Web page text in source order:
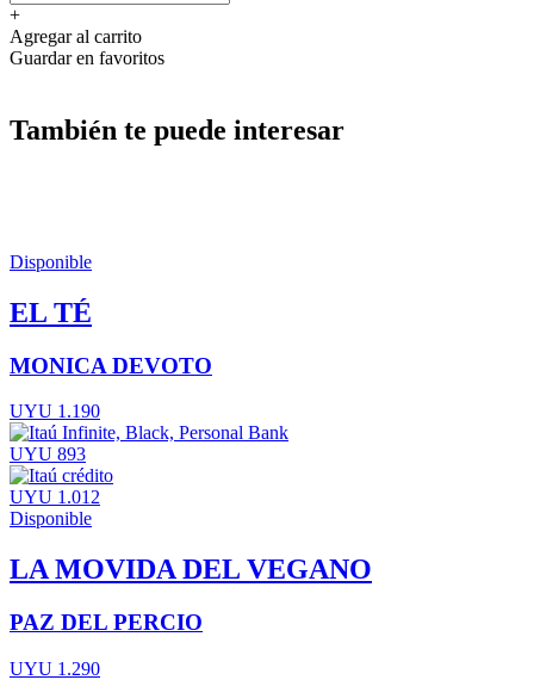
+
Agregar al carrito
Guardar en favoritos
También te puede interesar
Disponible
EL TÉ
MONICA DEVOTO
UYU 1.190
UYU 893
UYU 1.012
Disponible
LA MOVIDA DEL VEGANO
PAZ DEL PERCIO
UYU 1.290